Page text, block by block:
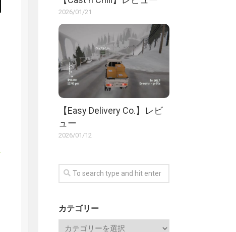
2026/01/21
【Easy Delivery Co.】レビ
ュー
2026/01/12
カテゴリー